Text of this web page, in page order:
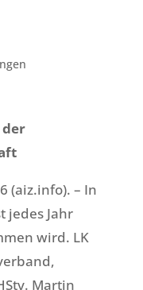
(aiz.info). – In
jedes Jahr
wird. LK
Martin